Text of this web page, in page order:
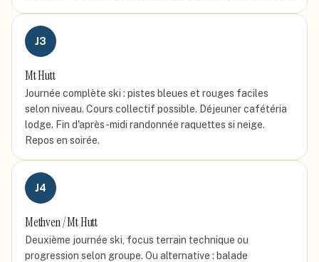
J3
Mt Hutt
Journée complète ski : pistes bleues et rouges faciles
selon niveau. Cours collectif possible. Déjeuner cafétéria
lodge. Fin d'après-midi randonnée raquettes si neige.
Repos en soirée.
J4
Methven / Mt Hutt
Deuxième journée ski, focus terrain technique ou
progression selon groupe. Ou alternative : balade